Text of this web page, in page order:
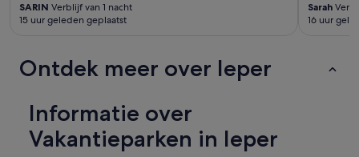
SARIN Verblijf van 1 nacht
15 uur geleden geplaatst
Sarah
16 uur
Ontdek meer over Ieper
Informatie over
Vakantieparken in Ieper